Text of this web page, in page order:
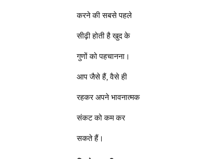
करने की सबसे पहले
सीढ़ी होती है खुद के
गुणों को पहचानना।
आप जैसे हैं, वैसे ही
रहकर अपने भावनात्मक
संकट को कम कर
सकते हैं।